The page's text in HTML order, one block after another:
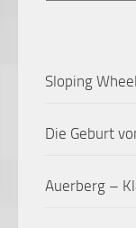
Sloping
Die Geburt
Auerberg –